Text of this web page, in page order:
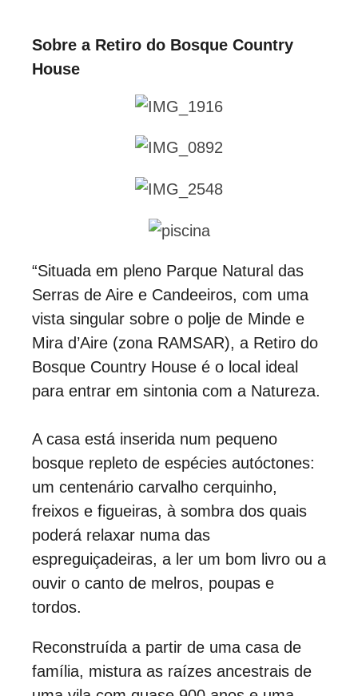
Sobre a Retiro do Bosque Country
House
“Situada em pleno Parque Natural das
Serras de Aire e Candeeiros, com uma
vista singular sobre o polje de Minde e
Mira d’Aire (zona RAMSAR), a Retiro do
Bosque Country House é o local ideal
para entrar em sintonia com a Natureza.
A casa está inserida num pequeno
bosque repleto de espécies autóctones:
um centenário carvalho cerquinho,
freixos e figueiras, à sombra dos quais
poderá relaxar numa das
espreguiçadeiras, a ler um bom livro ou a
ouvir o canto de melros, poupas e
tordos.
Reconstruída a partir de uma casa de
família, mistura as raízes ancestrais de